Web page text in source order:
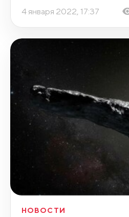
4 января 2022, 17:37
НОВОСТИ